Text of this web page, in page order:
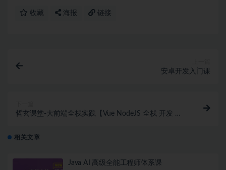
收藏 海报 链接
安卓开发入门课
哲玄课堂-大前端全栈实践【Vue NodeJS 全栈 开发 学
相关文章
Java AI 高级全能工程师体系课